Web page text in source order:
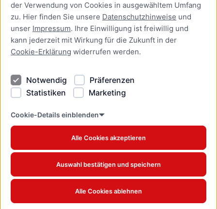
der Verwendung von Cookies in ausgewähltem Umfang
zu. Hier finden Sie unsere Datenschutzhinweise und
unser Impressum. Ihre Einwilligung ist freiwillig und
kann jederzeit mit Wirkung für die Zukunft in der
Cookie-Erklärung widerrufen werden.
Notwendig
Präferenzen
Statistiken
Marketing
Cookie-Details einblenden
Alle Cookies akzeptieren
Auswahl bestätigen und speichern
Alle Cookies ablehnen
Newsletter Lübeck:kompakt
Kontakt
Kontakt
Datenschutzhinweise
Barrierefreiheit
Cookie Erklärung
www.luebeck.de